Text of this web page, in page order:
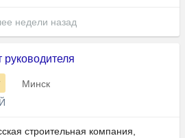
недели назад
Минск
строительная компания,